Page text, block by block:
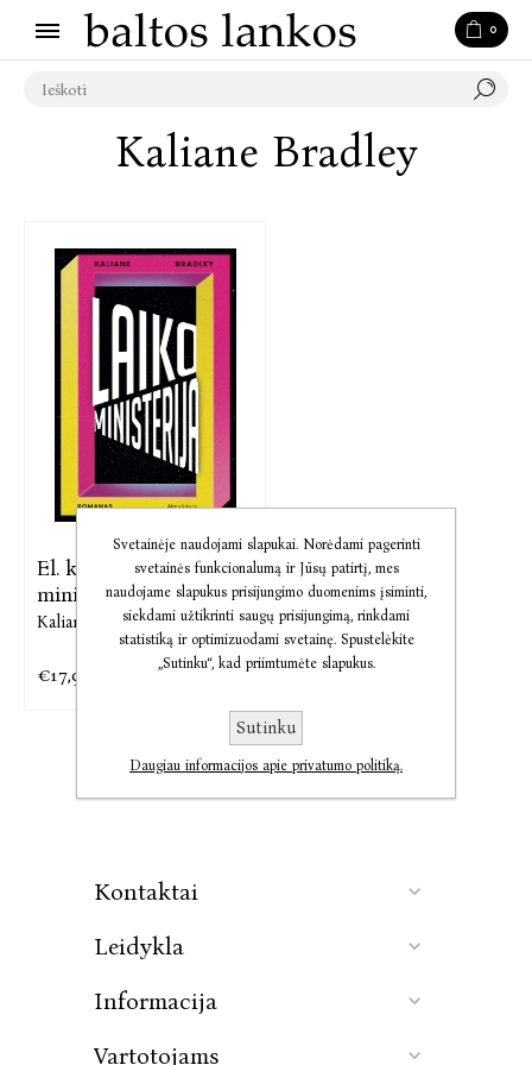
0
Kaliane Bradley
El. knyga Laiko
ministerija
Kaliane Bradley
€17,99
Kontaktai
Leidykla
Informacija
Vartotojams
Svetainėje naudojami slapukai. Norėdami pagerinti
svetainės funkcionalumą ir Jūsų patirtį, mes
naudojame slapukus prisijungimo duomenims įsiminti,
siekdami užtikrinti saugų prisijungimą, rinkdami
statistiką ir optimizuodami svetainę. Spustelėkite
„Sutinku“, kad priimtumėte slapukus.
Sutinku
Daugiau informacijos apie privatumo politiką.